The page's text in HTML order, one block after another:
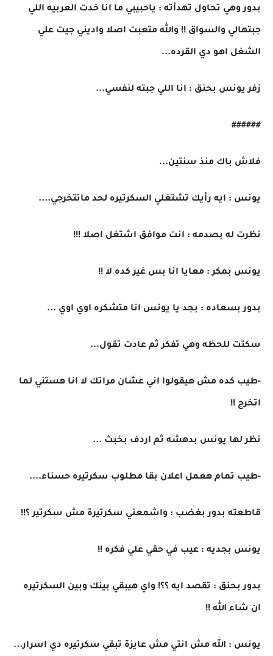
بدور وهي تحاول تهدأته : ياحبيبي ما انا خدت العربيه اللي
جبتهالي والسواق !! والله متعبت اصلا واديني جيت علي
الشغل اهو دي القرده...
زفر يونس بحنق : انا اللي جبته لنفسي...
######
فلاش باك منذ سنتين...
يونس : ايه رأيك تشتغلي السكرتيره لحد ماتتخرجي....
نظرت له بصدمه : انت موافق اشتغل اصلا !!!
يونس بمكر : معايا انا بس غير كده لا !!
بدور بسعاده : بجد يا يونس انا متشكره اوي اوي ...
سكتت للحظه وهي تفكر ثم عادت تقول...
-طيب كده مش هيقولوا اني عشان مراتك لا انا هستني لما
اتخرج !!
نظر لها يونس بدهشه ثم اردف بخبث ...
-طيب تمام هعمل اعلان بقا مطلوب سكرتيره حسناء....
قاطعته بدور بغضب : واشمعني سكرتيرة مش سكرتير ؟!!
يونس بجديه : عيب في حقي علي فكره !!
بدور بحنق : تقصد ايه ؟؟! واي هيبقي بينك وبين السكرتيره
ان شاء الله !!
يونس : الله مش انتي مش عايزة تبقي سكرتيره دي اسرار...